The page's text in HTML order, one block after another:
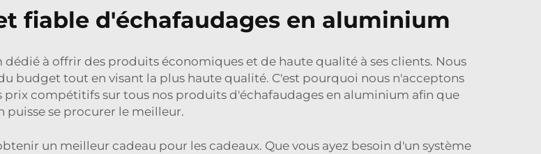
fiable d'échafaudages en aluminium
à offrir des produits économiques et de haute qualité à ses clients. Nous
budget tout en visant la plus haute qualité. C'est pourquoi nous n'acceptons
compétitifs sur tous nos produits d'échafaudages en aluminium afin que
puisse se procurer le meilleur.
un meilleur cadeau pour les cadeaux. Que vous ayez besoin d'un système